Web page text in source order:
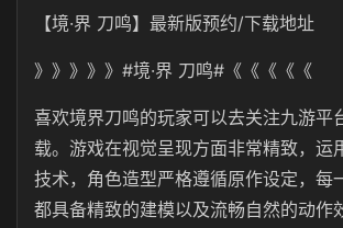
【境·界 刀鸣】最新版预约/下载地址
》》》》》#境·界 刀鸣#《《《《《
喜欢境界刀鸣的玩家可以去关注九游平
载。游戏在视觉呈现方面非常精致，运
技术，角色造型严格遵循原作设定，每
都具备精致的建模以及流畅自然的动作